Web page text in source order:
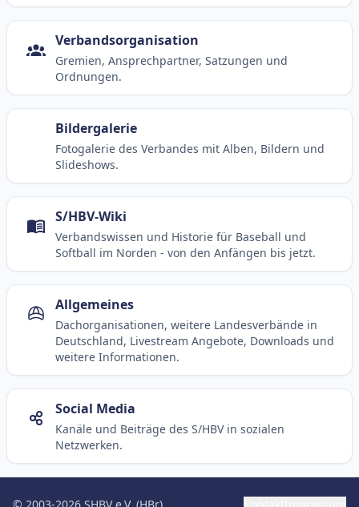
Verbandsorganisation
Gremien, Ansprechpartner, Satzungen und
Ordnungen.
Bildergalerie
Fotogalerie des Verbandes mit Alben, Bildern und
Slideshows.
S/HBV-Wiki
Verbandswissen und Historie für Baseball und
Softball im Norden - von den Anfängen bis jetzt.
Allgemeines
Dachorganisationen, weitere Landesverbände in
Deutschland, Livestream Angebote, Downloads und
weitere Informationen.
Social Media
Kanäle und Beiträge des S/HBV in sozialen
Netzwerken.